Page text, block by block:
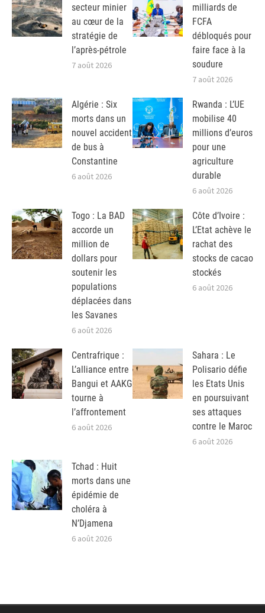
secteur minier
au cœur de la
stratégie de
l’après-pétrole
7 août 2026
milliards de
FCFA
débloqués pour
faire face à la
soudure
7 août 2026
Algérie : Six
morts dans un
nouvel accident
de bus à
Constantine
6 août 2026
Rwanda : L’UE
mobilise 40
millions d’euros
pour une
agriculture
durable
6 août 2026
Togo : La BAD
accorde un
million de
dollars pour
soutenir les
populations
déplacées dans
les Savanes
6 août 2026
Côte d’Ivoire :
L’Etat achève le
rachat des
stocks de cacao
stockés
6 août 2026
Centrafrique :
L’alliance entre
Bangui et AAKG
tourne à
l’affrontement
6 août 2026
Sahara : Le
Polisario défie
les Etats Unis
en poursuivant
ses attaques
contre le Maroc
6 août 2026
Tchad : Huit
morts dans une
épidémie de
choléra à
N’Djamena
6 août 2026